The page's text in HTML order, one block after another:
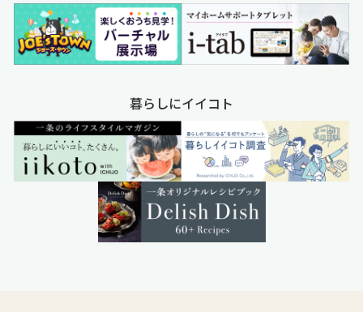
暮らしにイイコト